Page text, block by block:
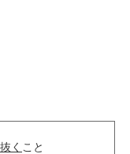
く こと